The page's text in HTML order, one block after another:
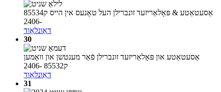
אַסעטאַטע & פּאָלאַריזעד זונברילן העל טאָנעס אין הייס ק85534
-2406
דאַונלאָוד
30
אַסעטאַטע און פּאָלאַריזעד זונברילן פֿאַר מענטשן און וואָמען
ק85532 -2406
דאַונלאָוד
31